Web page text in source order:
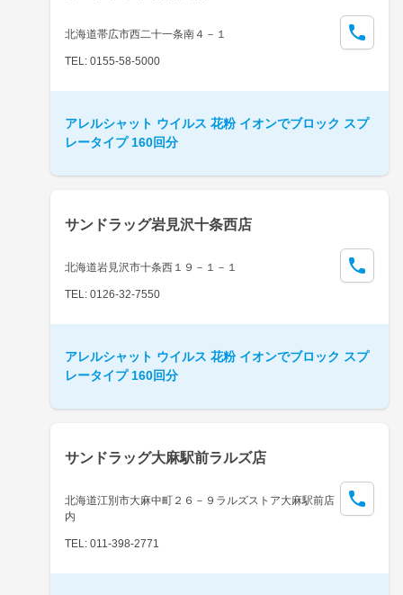
北海道帯広市西二十一条南４－１
TEL: 0155-58-5000
アレルシャット ウイルス 花粉 イオンでブロック スプ
レータイプ 160回分
サンドラッグ岩見沢十条西店
北海道岩見沢市十条西１９－１－１
TEL: 0126-32-7550
アレルシャット ウイルス 花粉 イオンでブロック スプ
レータイプ 160回分
サンドラッグ大麻駅前ラルズ店
北海道江別市大麻中町２６－９ラルズストア大麻駅前店
内
TEL: 011-398-2771